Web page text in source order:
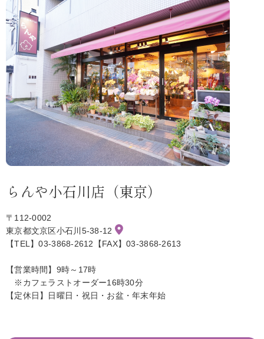
らんや小石川店（東京）
〒112-0002
東京都文京区小石川5-38-12
【TEL】03-3868-2612【FAX】03-3868-2613
【営業時間】9時～17時
※カフェラストオーダー16時30分
【定休日】日曜日・祝日・お盆・年末年始